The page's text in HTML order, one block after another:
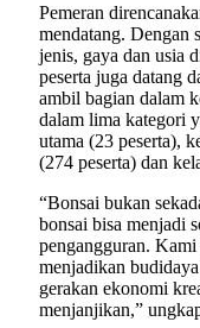
Pemeran
mendatang. Dengan
jenis, gaya dan usia
peserta juga datang
ambil bagian dalam
dalam lima kategori
utama (23 peserta),
(274 peserta) dan
“Bonsai bukan
bonsai bisa menjadi
pengangguran.
menjadikan
gerakan ekonomi
menjanjikan,”